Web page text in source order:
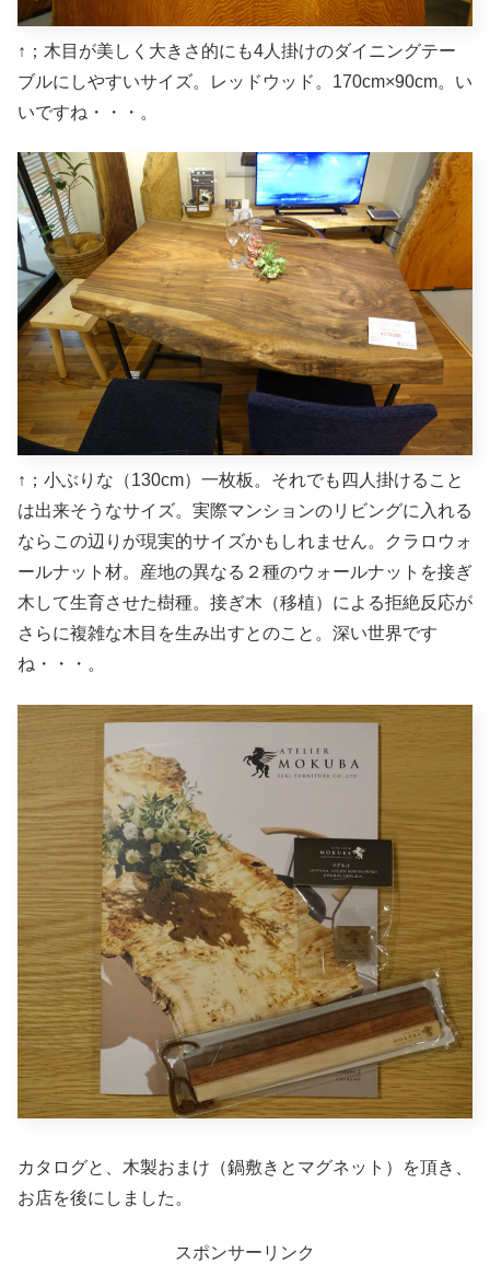
↑；木目が美しく大きさ的にも4人掛けのダイニングテー
ブルにしやすいサイズ。レッドウッド。170cm×90cm。い
いですね・・・。
↑；小ぶりな（130cm）一枚板。それでも四人掛けること
は出来そうなサイズ。実際マンションのリビングに入れる
ならこの辺りが現実的サイズかもしれません。クラロウォ
ールナット材。産地の異なる２種のウォールナットを接ぎ
木して生育させた樹種。接ぎ木（移植）による拒絶反応が
さらに複雑な木目を生み出すとのこと。深い世界です
ね・・・。
カタログと、木製おまけ（鍋敷きとマグネット）を頂き、
お店を後にしました。
スポンサーリンク